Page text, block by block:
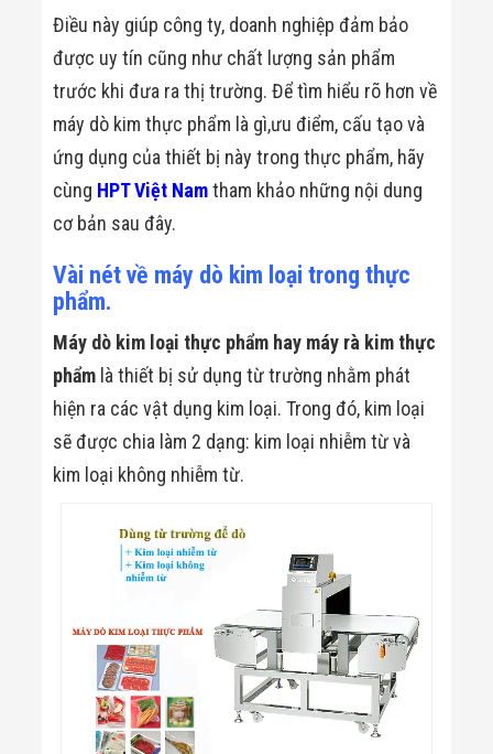
Camera Thông
Minh
Cổng Từ Siêu
Thị
Máy Đếm
Người
Máy Dò Tìm
Thuốc Nổ
Phòng Chống
Thân Nhiệt
THIẾT BỊ
Máy Dò Tạp
Chất
Màn Hình
Tương Tác
Màn Hình LED
Thiết Bị Chống
Nghệ Cao
Ống Nhòm
Chuyên Dụng
Đo Lực - Sức
Căng - Sức
Nén
Máy Kiểm Tra
Điều này giúp công ty, doanh nghiệp đảm bảo
được uy tín cũng như chất lượng sản phẩm
trước khi đưa ra thị trường. Để tìm hiểu rõ hơn về
máy dò kim thực phẩm là gì,ưu điểm, cấu tạo và
ứng dụng của thiết bị này trong thực phẩm, hãy
cùng HPT Việt Namtham khảo những nội dung
cơ bản sau đây.
Vài nét về máy dò kim loại trong thực
phẩm.
Máy dò kim loại thực phẩm hay máy rà kim thực
phẩm là thiết bị sử dụng từ trường nhằm phát
hiện ra các vật dụng kim loại. Trong đó, kim loại
sẽ được chia làm 2 dạng: kim loại nhiễm từ và
kim loại không nhiễm từ.